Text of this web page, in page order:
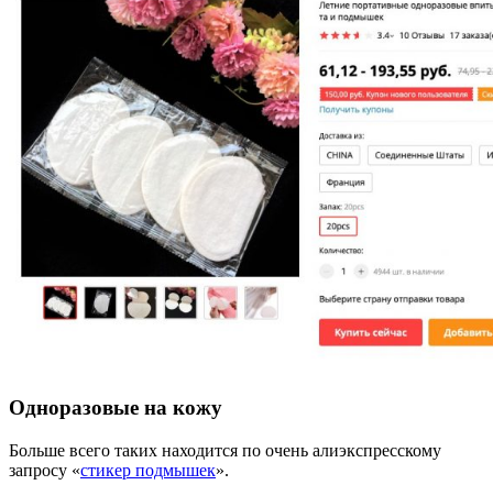
Одноразовые на кожу
Больше всего таких находится по очень алиэкспресскому
запросу «стикер подмышек».